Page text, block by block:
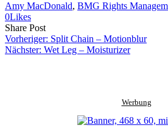
Amy MacDonald, BMG Rights
0Likes
Share PostShare
on
Facebook
Copy
URL
to
Send
Link
via
Vorheriger: Split Chain – Motionblur
Nächster: Wet Leg – Moisturizer
Werbung